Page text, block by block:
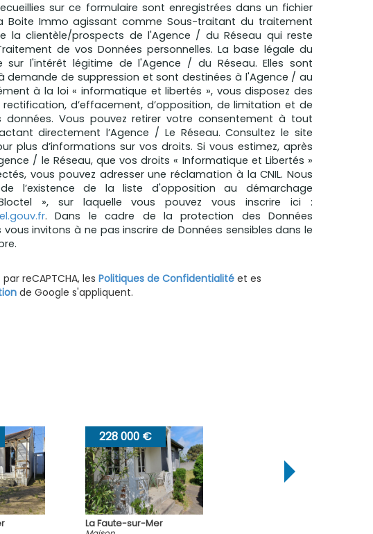
sur ce formulaire sont enregistrées dans un fichier
Boite Immo agissant comme Sous-traitant du traitement
la clientèle/prospects de l'Agence / du Réseau qui reste
de vos Données personnelles. La base légale du
sur l'intérêt légitime de l'Agence / du Réseau. Elles sont
demande de suppression et sont destinées à l'Agence / au
à la loi « informatique et libertés », vous disposez des
rectification, d’effacement, d’opposition, de limitation et de
Vous pouvez retirer votre consentement à tout
directement l’Agence / Le Réseau. Consultez le site
plus d’informations sur vos droits. Si vous estimez, après
/ le Réseau, que vos droits « Informatique et Libertés »
vous pouvez adresser une réclamation à la CNIL. Nous
l’existence de la liste d'opposition au démarchage
», sur laquelle vous pouvez vous inscrire ici :
. Dans le cadre de la protection des Données
vous invitons à ne pas inscrire de Données sensibles dans le
reCAPTCHA, les Politiques de Confidentialité et es
de Google s'appliquent.
000 €
sur-Mer